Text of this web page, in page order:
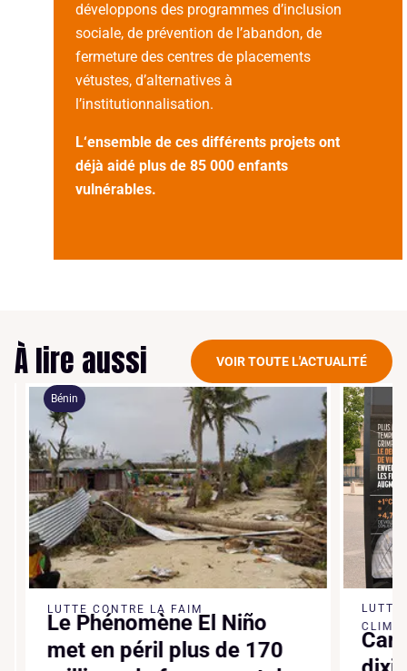
développons des programmes d’inclusion
sociale, de prévention de l’abandon, de
fermeture des centres de placements
vétustes, d’alternatives à
l’institutionnalisation.
L‘ensemble de ces différents projets ont
déjà aidé plus de 85 000 enfants
vulnérables.
À lire aussi VOIR TOUTE L'ACTUALITÉ
Bénin
LUTTE CONTRE LA FAIM
Le Phénomène El Niño
met en péril plus de 170
LUTTE